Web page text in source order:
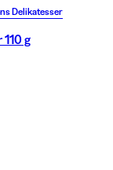
Delikatesser
110 g